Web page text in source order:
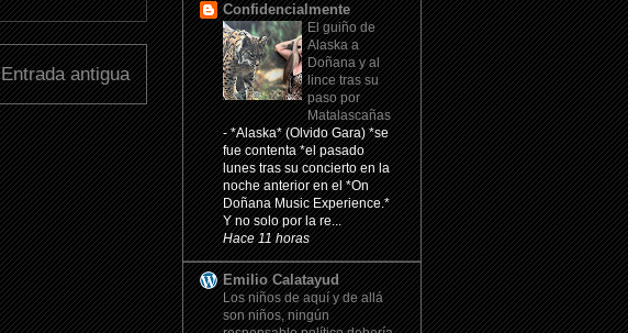
Entrada antigua
Confidencialmente
El guiño de
Alaska a
Doñana y al
lince tras su
paso por
Matalascañas
-*Alaska* (Olvido Gara) *se
fue contenta *el pasado
lunes tras su concierto en la
noche anterior en el *On
Doñana Music Experience.*
Y no solo por la re...
Hace 11 horas
Emilio Calatayud
Los niños de aquí y de allá
son niños, ningún